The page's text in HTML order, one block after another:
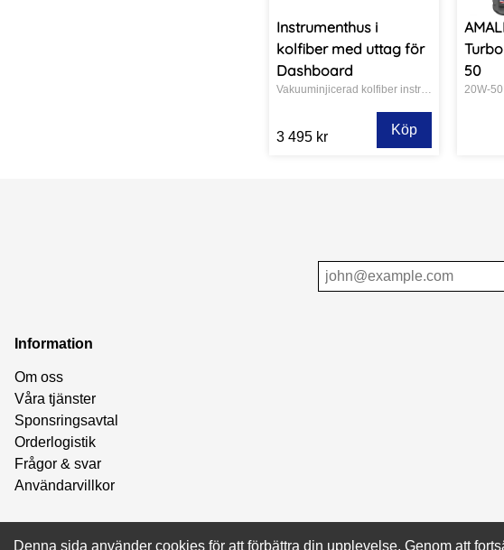
Instrumenthus i
kolfiber med uttag för
Dashboard
3 495 kr Köp
50
20W-50
Denna sida använder cookies för att förbättra din upplevelse. Genom att
Information
Om oss
Våra tjänster
Sponsringsavtal
Orderlogistik
Frågor & svar
Användarvillkor